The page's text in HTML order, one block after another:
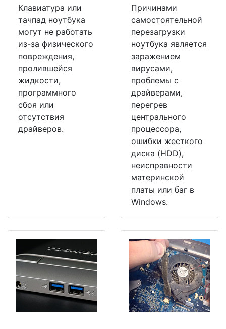
Клавиатура или
тачпад ноутбука
могут не работать
из-за физического
повреждения,
пролившейся
жидкости,
программного
сбоя или
отсутствия
драйверов.
Причинами
самостоятельной
перезагрузки
ноутбука является
заражением
вирусами,
проблемы с
драйверами,
перегрев
центрального
процессора,
ошибки жесткого
диска (HDD),
неисправности
материнской
платы или баг в
Windows.